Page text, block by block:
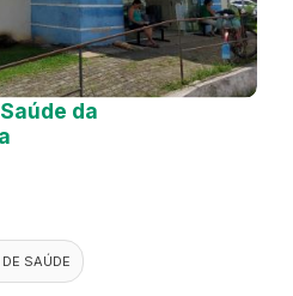
da
SAÚDE